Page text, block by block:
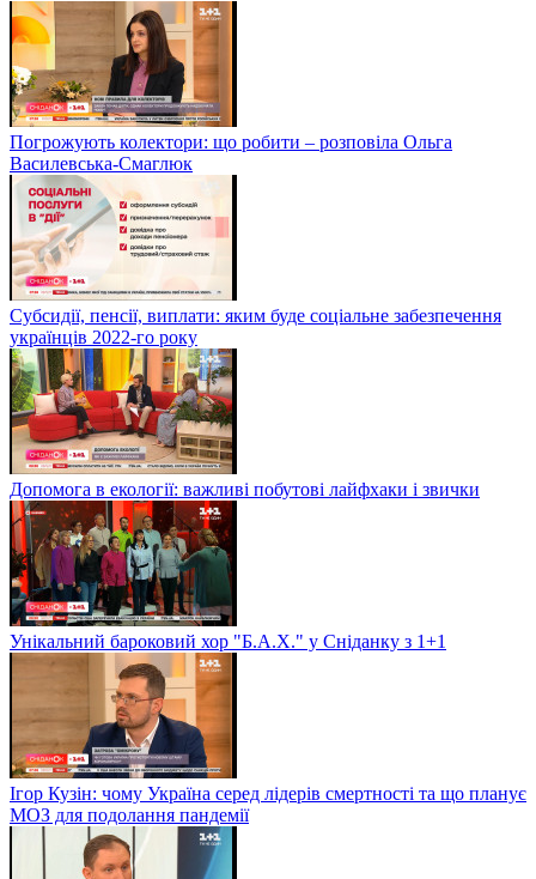
Погрожують колектори: що робити – розповіла Ольга
Василевська-Смаглюк
Субсидії, пенсії, виплати: яким буде соціальне забезпечення
українців 2022-го року
Допомога в екології: важливі побутові лайфхаки і звички
Унікальний бароковий хор "Б.А.Х." у Сніданку з 1+1
Ігор Кузін: чому Україна серед лідерів смертності та що планує
МОЗ для подолання пандемії